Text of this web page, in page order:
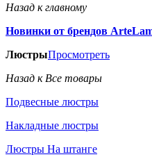
Назад к главному
Новинки от брендов
ЛюстрыПросмотреть
Назад к Все товары
Подвесные люстры
Накладные люстры
Люстры На штанге